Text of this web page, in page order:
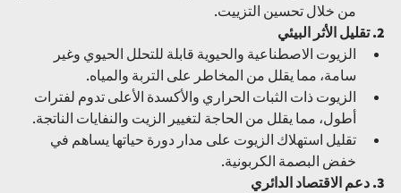
من خلال تحسين التزييت.
2. تقليل الأثر البيئي
الزيوت الاصطناعية والحيوية قابلة للتحلل الحيوي وغير
سامة، مما يقلل من المخاطر على التربة والمياه.
الزيوت ذات الثبات الحراري والأكسدة الأعلى تدوم لفترات
أطول، مما يقلل من الحاجة لتغيير الزيت والنفايات الناتجة.
تقليل استهلاك الزيوت على مدار دورة حياتها يساهم في
خفض البصمة الكربونية.
3. دعم الاقتصاد الدائري